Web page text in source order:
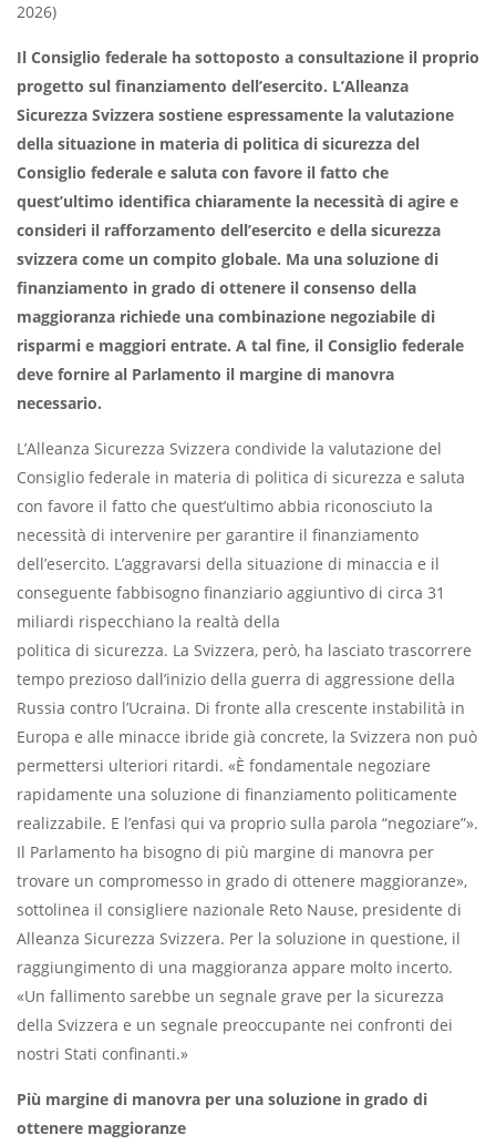
2026)
Il Consiglio federale ha sottoposto a consultazione il proprio
progetto sul finanziamento dell’esercito. L’Alleanza
Sicurezza Svizzera sostiene espressamente la valutazione
della situazione in materia di politica di sicurezza del
Consiglio federale e saluta con favore il fatto che
quest’ultimo identifica chiaramente la necessità di agire e
consideri il rafforzamento dell’esercito e della sicurezza
svizzera come un compito globale. Ma una soluzione di
finanziamento in grado di ottenere il consenso della
maggioranza richiede una combinazione negoziabile di
risparmi e maggiori entrate. A tal fine, il Consiglio federale
deve fornire al Parlamento il margine di manovra
necessario.
L’Alleanza Sicurezza Svizzera condivide la valutazione del
Consiglio federale in materia di politica di sicurezza e saluta
con favore il fatto che quest’ultimo abbia riconosciuto la
necessità di intervenire per garantire il finanziamento
dell’esercito. L’aggravarsi della situazione di minaccia e il
conseguente fabbisogno finanziario aggiuntivo di circa 31
miliardi rispecchiano la realtà della
politica di sicurezza. La Svizzera, però, ha lasciato trascorrere
tempo prezioso dall’inizio della guerra di aggressione della
Russia contro l’Ucraina. Di fronte alla crescente instabilità in
Europa e alle minacce ibride già concrete, la Svizzera non può
permettersi ulteriori ritardi. «È fondamentale negoziare
rapidamente una soluzione di finanziamento politicamente
realizzabile. E l’enfasi qui va proprio sulla parola “negoziare”».
Il Parlamento ha bisogno di più margine di manovra per
trovare un compromesso in grado di ottenere maggioranze»,
sottolinea il consigliere nazionale Reto Nause, presidente di
Alleanza Sicurezza Svizzera. Per la soluzione in questione, il
raggiungimento di una maggioranza appare molto incerto.
«Un fallimento sarebbe un segnale grave per la sicurezza
della Svizzera e un segnale preoccupante nei confronti dei
nostri Stati confinanti.»
Più margine di manovra per una soluzione in grado di
ottenere maggioranze